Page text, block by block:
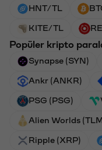
HNT/TL
KITE/TL
Popüler kripto
Synapse (SYN)
Ankr (ANKR)
PSG (PSG)
Alien Worlds
Ripple (XRP)